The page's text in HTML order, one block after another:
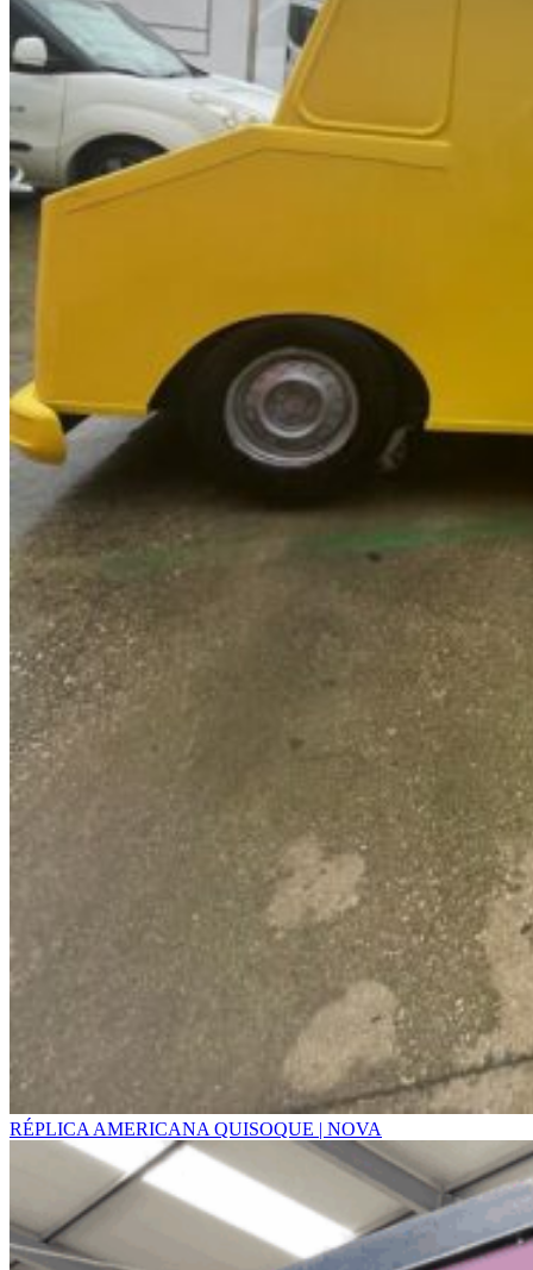
RÉPLICA AMERICANA QUISOQUE | NOVA